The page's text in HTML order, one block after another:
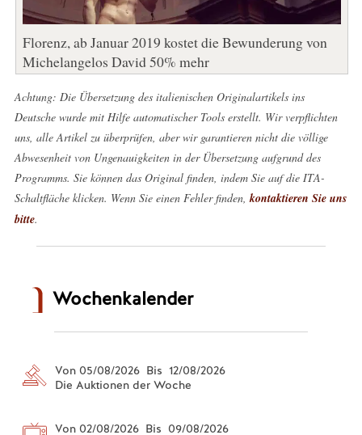
Florenz, ab Januar 2019 kostet die Bewunderung von
Michelangelos David 50% mehr
Achtung: Die Übersetzung des italienischen Originalartikels ins
Deutsche wurde mit Hilfe automatischer Tools erstellt. Wir verpflichten
uns, alle Artikel zu überprüfen, aber wir garantieren nicht die völlige
Abwesenheit von Ungenauigkeiten in der Übersetzung aufgrund des
Programms. Sie können das Original finden, indem Sie auf die ITA-
Schaltfläche klicken. Wenn Sie einen Fehler finden, kontaktieren Sie uns
bitte.
Wochenkalender
Von 05/08/2026 Bis 12/08/2026
Die Auktionen der Woche
Von 02/08/2026 Bis 09/08/2026